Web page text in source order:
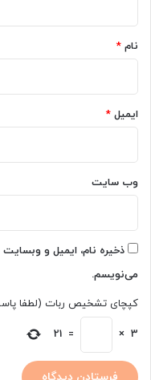
نام *
ایمیل *
وب‌ سایت
ذخیره نام، ایمیل و
می‌نویسم.
کپچای تشخیص ربات (لطفا
3
×
=
21